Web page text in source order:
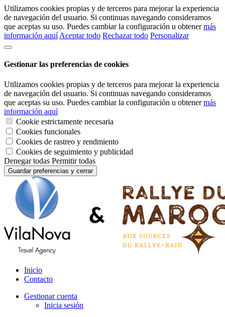
Utilizamos cookies propias y de terceros para mejorar la experiencia
de navegación del usuario. Si continuas navegando consideramos
que aceptas su uso. Puedes cambiar la configuración u obtenermás
información aquí Aceptar todo Rechazar todo Personalizar
Gestionar las preferencias de cookies
Utilizamos cookies propias y de terceros para mejorar la experiencia
de navegación del usuario. Si continuas navegando consideramos
que aceptas su uso. Puedes cambiar la configuración u obtenermás
información aquí
Cookie estrictamente necesaria
Cookies funcionales
Cookies de rastreo y rendmiento
Cookies de seguimiento y publicidad
Denegar todas Permitir todas
Guardar preferencias y cerrar
Inicio
Contacto
Gestionar cuenta
Inicia sesión